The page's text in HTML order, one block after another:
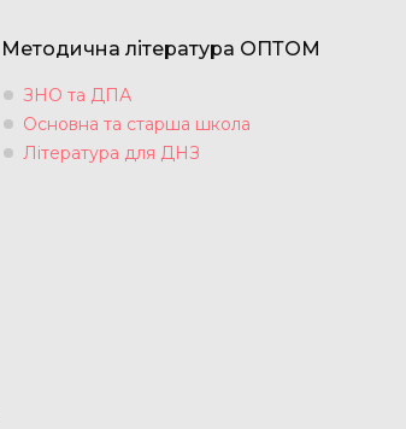
Методична література ОПТОМ
ЗНО та ДПА
Основна та старша школа
Література для ДНЗ